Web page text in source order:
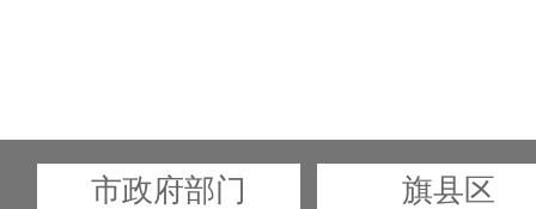
市政府部门 旗县区